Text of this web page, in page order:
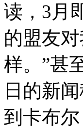
读，3月
的盟友
样。”甚
日的新
到卡布